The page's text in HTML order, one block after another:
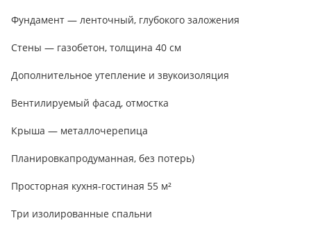
Фундамент — ленточный, глубокого заложения
Стены — газобетон, толщина 40 см
Дополнительное утепление и звукоизоляция
Вентилируемый фасад, отмостка
Крыша — металлочерепица
Планировкапродуманная, без потерь)
Просторная кухня-гостиная 55 м²
Три изолированные спальни